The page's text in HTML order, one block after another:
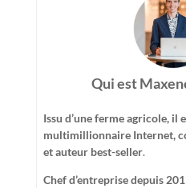
Qui est
Issu d’une ferme agricole, il
multimillionnaire Internet,
et auteur best-seller.
Chef d’entreprise depuis